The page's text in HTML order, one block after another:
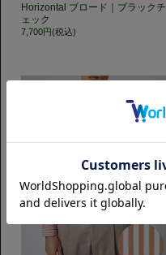
Horizontal ブロード｜ブラックチ
ェック
7,700円(税込)